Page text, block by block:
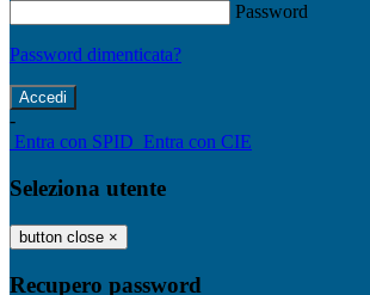
Password
Password dimenticata?
-
Entra con SPID Entra con CIE
Seleziona utente
button close ×
Recupero password